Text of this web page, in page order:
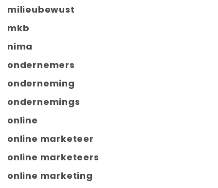
milieubewust
mkb
nima
ondernemers
onderneming
ondernemings
online
online marketeer
online marketeers
online marketing